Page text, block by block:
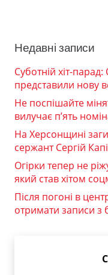
Недавні записи
Суботній хіт-парад:
представили нову
Не поспішайте
вилучає п’ять
На Херсонщині
сержант Сергій
Огірки тепер не
який став хітом
Після погоні в
отримати записи з